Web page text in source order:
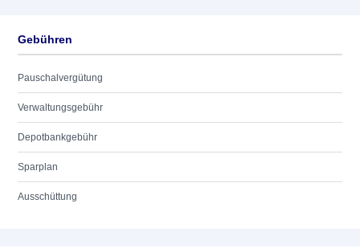
Gebühren
Pauschalvergütung
Verwaltungsgebühr
Depotbankgebühr
Sparplan
Ausschüttung